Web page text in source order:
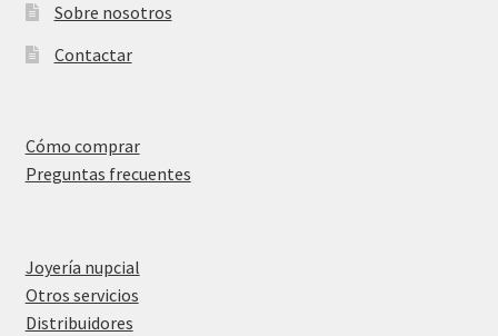
Sobre nosotros
Contactar
Cómo comprar
Preguntas frecuentes
Joyería nupcial
Otros servicios
Distribuidores